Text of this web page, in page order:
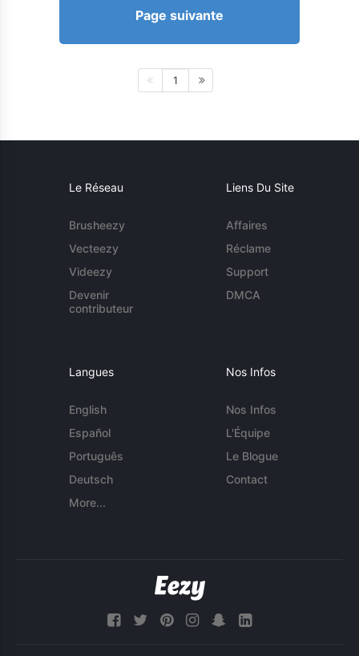
Page suivante
1
Le Réseau
Brusheezy
Vecteezy
Videezy
Devenir
contributeur
Liens Du Site
Affaires
Réclame
Support
DMCA
Langues
English
Español
Português
Deutsch
More...
Nos Infos
Nos Infos
L'Équipe
Le Blogue
Contact